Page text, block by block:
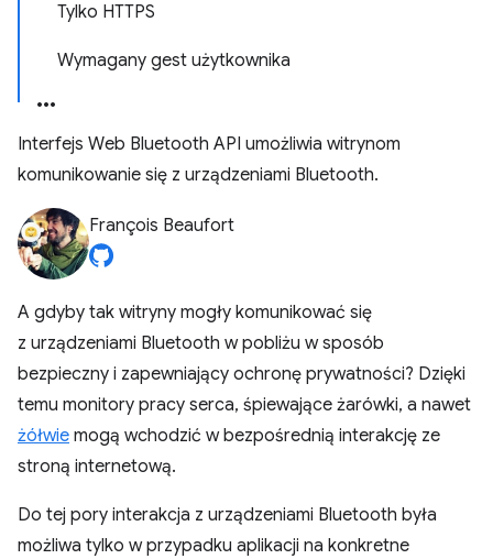
Tylko HTTPS
Wymagany gest użytkownika
Interfejs Web Bluetooth API umożliwia witrynom
komunikowanie się z urządzeniami Bluetooth.
François Beaufort
A gdyby tak witryny mogły komunikować się
z urządzeniami Bluetooth w pobliżu w sposób
bezpieczny i zapewniający ochronę prywatności? Dzięki
temu monitory pracy serca, śpiewające żarówki, a nawet
żółwie mogą wchodzić w bezpośrednią interakcję ze
stroną internetową.
Do tej pory interakcja z urządzeniami Bluetooth była
możliwa tylko w przypadku aplikacji na konkretne